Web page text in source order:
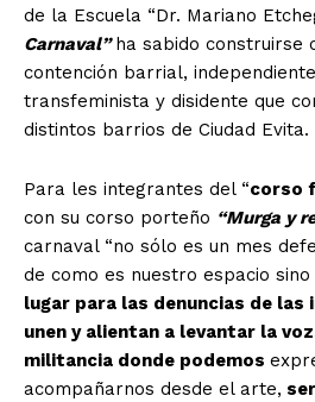
de la Escuela “Dr. Mariano
Carnaval” ha sabido construirse
contención barrial,
transfeminista y disidente que
distintos barrios de Ciudad Evita.
Para les integrantes del “corso
con su corso porteño “Murga y
carnaval “no sólo es un mes
de como es nuestro espacio
lugar para las denuncias de las
unen y alientan a levantar la
militancia donde podemos
acompañarnos desde el arte,